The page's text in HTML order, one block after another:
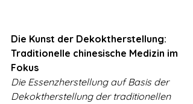
Die Kunst der Dekoktherstellung:
Traditionelle chinesische Medizin im
Fokus
Die Essenzherstellung auf Basis der
Dekoktherstellung der traditionellen